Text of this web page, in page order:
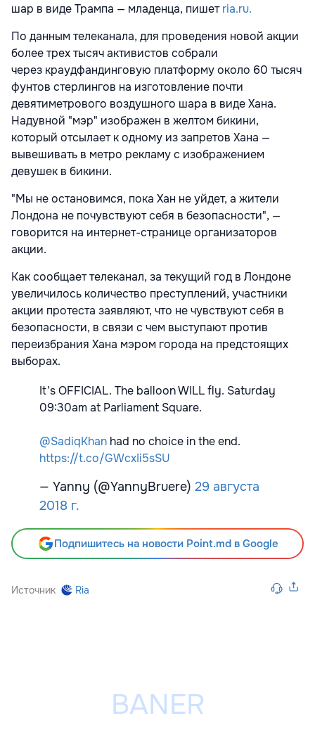
шар в виде Трампа — младенца, пишетria.ru.
По данным телеканала, для проведения новой акции
более трех тысяч активистов собрали
через краудфандинговую платформу около 60 тысяч
фунтов стерлингов на изготовление почти
девятиметрового воздушного шара в виде Хана.
Надувной "мэр" изображен в желтом бикини,
который отсылает к одному из запретов Хана —
вывешивать в метро рекламу с изображением
девушек в бикини.
"Мы не остановимся, пока Хан не уйдет, а жители
Лондона не почувствуют себя в безопасности", —
говорится на интернет-странице организаторов
акции.
Как сообщает телеканал, за текущий год в Лондоне
увеличилось количество преступлений, участники
акции протеста заявляют, что не чувствуют себя в
безопасности, в связи с чем выступают против
переизбрания Хана мэром города на предстоящих
выборах.
It’s OFFICIAL. The balloon WILL fly. Saturday
09:30am at Parliament Square.
@SadiqKhan ⁩ had no choice in the end.
https://t.co/GWcxIi5sSU
— Yanny (@YannyBruere) 29 августа
2018 г.
Подпишитесь на новости Point.md в Google
Источник Ria